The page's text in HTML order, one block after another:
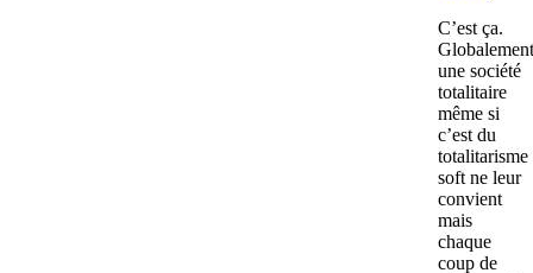
C’est ça.
Globalement
une société
totalitaire
même si
c’est du
totalitarisme
soft ne leur
convient
mais
chaque
coup de